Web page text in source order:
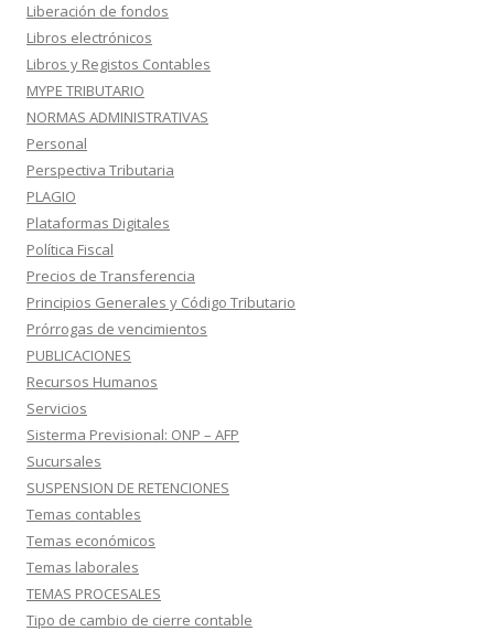
Liberación de fondos
Libros electrónicos
Libros y Registos Contables
MYPE TRIBUTARIO
NORMAS ADMINISTRATIVAS
Personal
Perspectiva Tributaria
PLAGIO
Plataformas Digitales
Política Fiscal
Precios de Transferencia
Principios Generales y Código Tributario
Prórrogas de vencimientos
PUBLICACIONES
Recursos Humanos
Servicios
Sisterma Previsional: ONP – AFP
Sucursales
SUSPENSION DE RETENCIONES
Temas contables
Temas económicos
Temas laborales
TEMAS PROCESALES
Tipo de cambio de cierre contable